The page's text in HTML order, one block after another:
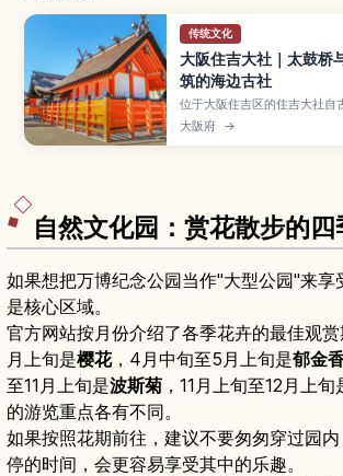
传统文化
大阪住吉大社｜太鼓桥
筑的海边古社
位于大阪住吉区的住吉大社自
神，以鲜红的反桥（太鼓桥）
殿而闻名，是深受当地人喜爱
大阪府 →
自然文化园：赏花散步的
如果想把万博纪念公园当作"大型公园"来享
是核心区域。
官方网站按月份介绍了各季花卉的最佳观
月上旬是樱花，4月中旬至5月上旬是郁金
至11月上旬是波斯菊 ，11月上旬至12月上旬
的游览重点各有不同。
如果按照花期前往，建议不要匆匆穿过园
停的时间，会更容易享受其中的乐趣。